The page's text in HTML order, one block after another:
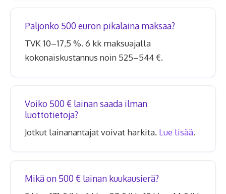
Paljonko 500 euron pikalaina maksaa?
TVK 10–17,5 %. 6 kk maksuajalla
kokonaiskustannus noin 525–544 €.
Voiko 500 € lainan saada ilman
luottotietoja?
Jotkut lainanantajat voivat harkita. Lue lisää.
Mikä on 500 € lainan kuukausierä?